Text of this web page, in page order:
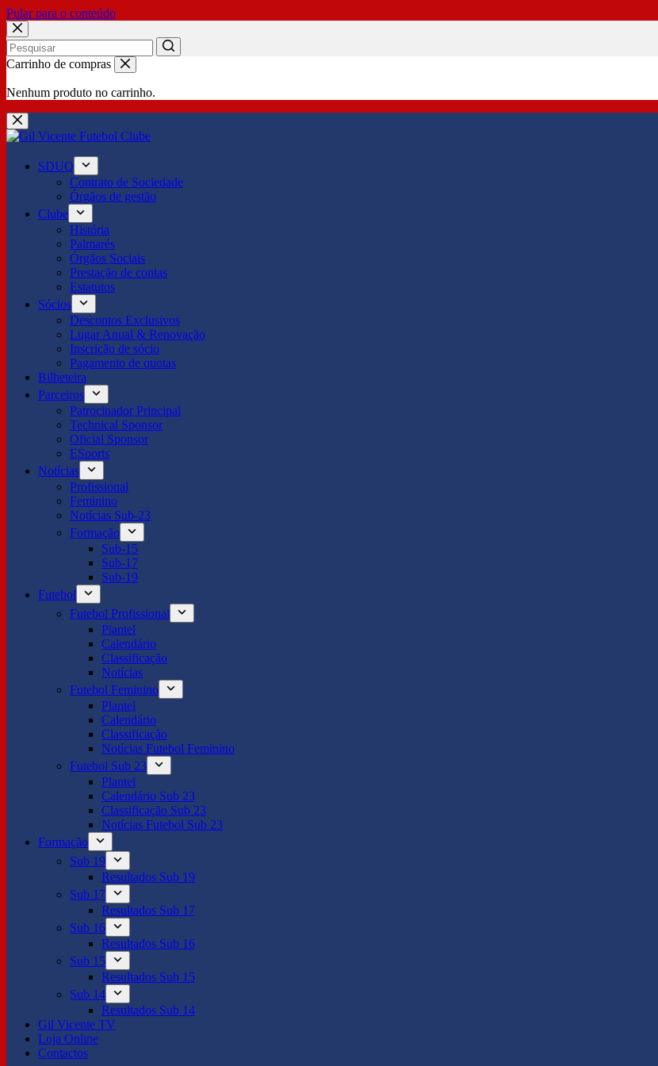
Pular para o conteúdo
No
Carrinho de compras
Nenhum produto no carrinho.
SDUQ
Contrato de Sociedade
Órgãos de gestão
Clube
História
Palmarés
Órgãos Sociais
Prestação de contas
Estatutos
Sócios
Descontos Exclusivos
Lugar Anual & Renovação
Inscrição de sócio
Pagamento de quotas
Bilheteira
Parceiros
Patrocinador Principal
Technical Sponsor
Oficial Sponsor
ESports
Notícias
Profissional
Feminino
Notícias Sub-23
Formação
Sub-15
Sub-17
Sub-19
Futebol
Futebol Profissional
Plantel
Calendário
Classificação
Notícias
Futebol Feminino
Plantel
Calendário
Classificação
Notícias Futebol Feminino
Futebol Sub 23
Plantel
Calendário Sub 23
Classificação Sub 23
Notícias Futebol Sub 23
Formação
Sub 19
Resultados Sub 19
Sub 17
Resultados Sub 17
Sub 16
Resultados Sub 16
Sub 15
Resultados Sub 15
Sub 14
Resultados Sub 14
Gil Vicente TV
Loja Online
Contactos